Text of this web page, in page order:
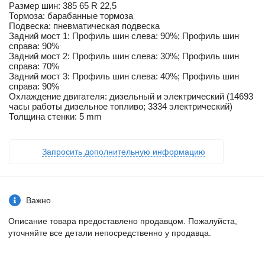
Размер шин: 385 65 R 22,5
Тормоза: барабанные тормоза
Подвеска: пневматическая подвеска
Задний мост 1: Профиль шин слева: 90%; Профиль шин
справа: 90%
Задний мост 2: Профиль шин слева: 30%; Профиль шин
справа: 70%
Задний мост 3: Профиль шин слева: 40%; Профиль шин
справа: 90%
Охлаждение двигателя: дизельный и электрический (14693
часы работы дизельное топливо; 3334 электрический)
Толщина стенки: 5 mm
Запросить дополнительную информацию
Важно
Описание товара предоставлено продавцом. Пожалуйста,
уточняйте все детали непосредственно у продавца.